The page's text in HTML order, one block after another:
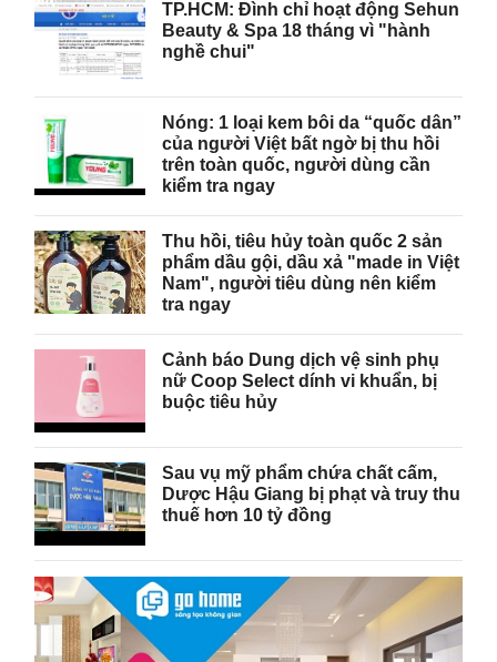
TP.HCM: Đình chỉ hoạt động Sehun
Beauty & Spa 18 tháng vì "hành
nghề chui"
Nóng: 1 loại kem bôi da “quốc dân”
của người Việt bất ngờ bị thu hồi
trên toàn quốc, người dùng cần
kiểm tra ngay
Thu hồi, tiêu hủy toàn quốc 2 sản
phẩm dầu gội, dầu xả "made in Việt
Nam", người tiêu dùng nên kiểm
tra ngay
Cảnh báo Dung dịch vệ sinh phụ
nữ Coop Select dính vi khuẩn, bị
buộc tiêu hủy
Sau vụ mỹ phẩm chứa chất cấm,
Dược Hậu Giang bị phạt và truy thu
thuế hơn 10 tỷ đồng